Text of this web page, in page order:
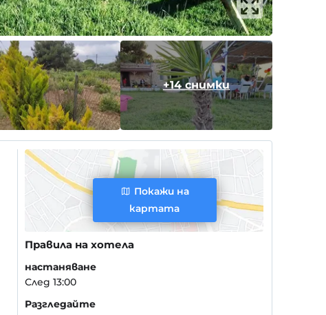
+14 снимки
Покажи на
картата
Правила на хотела
настаняване
След 13:00
Разгледайте